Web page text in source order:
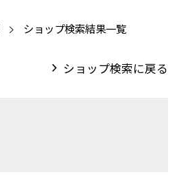
ショップ検索結果一覧
ショップ検索に戻る